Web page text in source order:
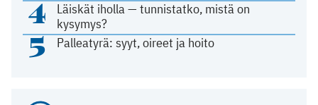
4
Läiskät iholla — tunnistatko, mistä on
kysymys?
5 Palleatyrä: syyt, oireet ja hoito